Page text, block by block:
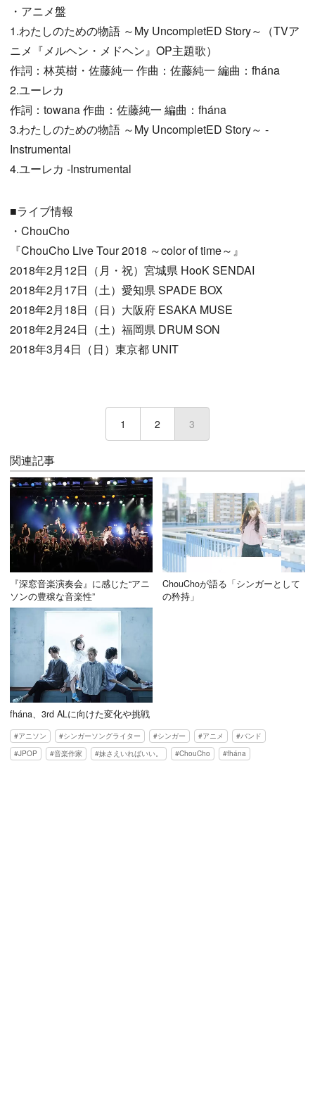
・アニメ盤
1.わたしのための物語 ～My UncompletED Story～（TVア
ニメ『メルヘン・メドヘン』OP主題歌）
作詞：林英樹・佐藤純一 作曲：佐藤純一 編曲：fhána
2.ユーレカ
作詞：towana 作曲：佐藤純一 編曲：fhána
3.わたしのための物語 ～My UncompletED Story～ -
Instrumental
4.ユーレカ -Instrumental
■ライブ情報
・ChouCho
『ChouCho Live Tour 2018 ～color of time～』
2018年2月12日（月・祝）宮城県 HooK SENDAI
2018年2月17日（土）愛知県 SPADE BOX
2018年2月18日（日）大阪府 ESAKA MUSE
2018年2月24日（土）福岡県 DRUM SON
2018年3月4日（日）東京都 UNIT
1 2 3
関連記事
『深窓音楽演奏会』に感じた“アニ
ソンの豊穣な音楽性”
ChouChoが語る「シンガーとして
の矜持」
fhána、3rd ALに向けた変化や挑戦
アニソン シンガーソングライター シンガー アニメ
バンド
JPOP
音楽作家 妹さえいればいい。 ChouCho fhána